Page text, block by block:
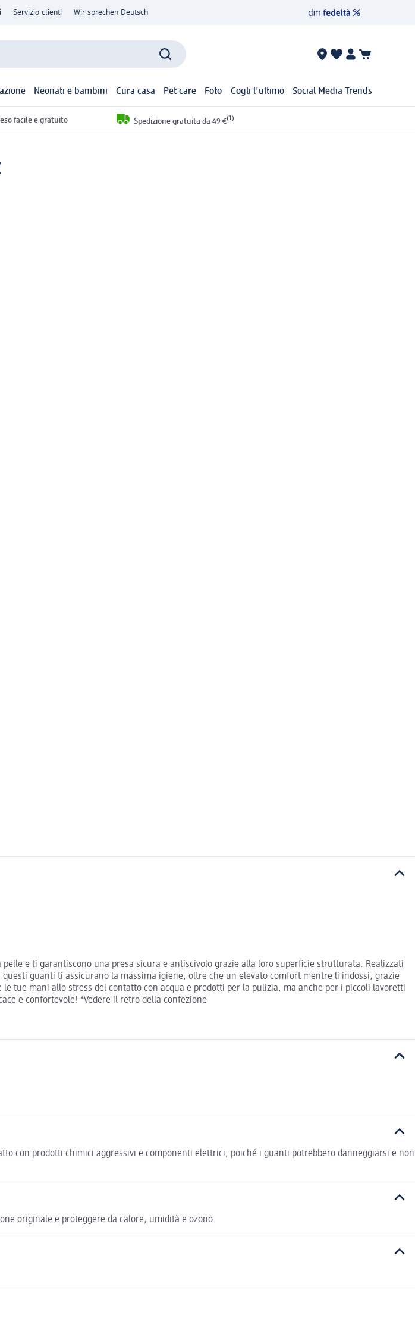
Servizio clienti Wir sprechen Deutsch
Neonati e bambini Cura casa Pet care Foto Cogli l'ultimo Social Media Trends
facile e gratuito Spedizione gratuita da 49 €(1)
e ti garantiscono una presa sicura e antiscivolo grazie alla loro superficie strutturata. Realizzati
guanti ti assicurano la massima igiene, oltre che un elevato comfort mentre li indossi, grazie
tue mani allo stress del contatto con acqua e prodotti per la pulizia, ma anche per i piccoli lavoretti
e confortevole! *Vedere il retro della confezione
con prodotti chimici aggressivi e componenti elettrici, poiché i guanti potrebbero danneggiarsi e non
originale e proteggere da calore, umidità e ozono.